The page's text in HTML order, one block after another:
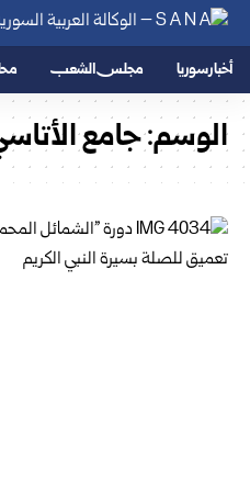
أخبار سوريا مجلس الشعب
الوسم:جامع